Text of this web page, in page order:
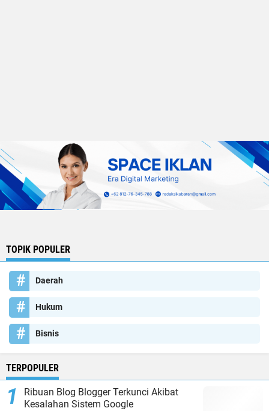
TOPIK POPULER
Daerah
Hukum
Bisnis
TERPOPULER
Ribuan Blog Blogger Terkunci Akibat
Kesalahan Sistem Google